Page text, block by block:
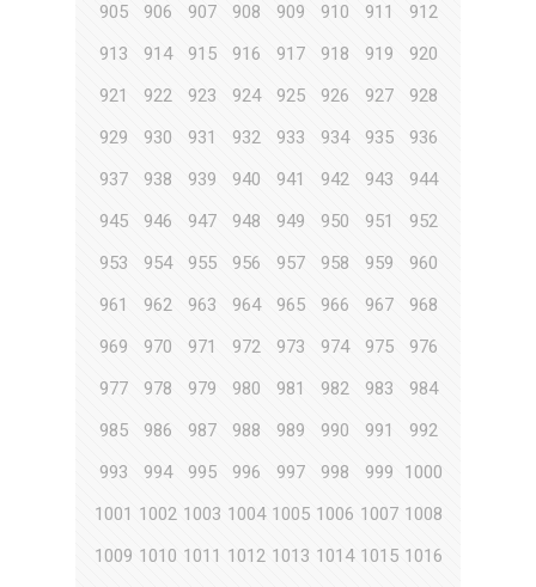
905
906 907 908 909 910 911
912
913
914 915 916 917 918 919
920
921
922 923 924 925 926 927
928
929
930 931 932 933 934 935
936
937
938 939 940 941 942 943
944
945
946 947 948 949 950 951
952
953
954 955 956 957 958 959
960
961
962 963 964 965 966 967
968
969
970 971 972 973 974 975
976
977
978 979 980 981 982 983
984
985
986 987 988 989 990 991
992
993
994 995 996 997 998 999
1000
1001 1002 1003 1004 1005 1006 1007 1008
1009 1010 1011 1012 1013 1014 1015 1016